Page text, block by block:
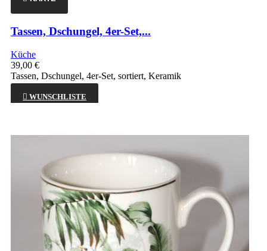
Tassen, Dschungel, 4er-Set,...
Küche
39,00 €
Tassen, Dschungel, 4er-Set, sortiert, Keramik
 WUNSCHLISTE